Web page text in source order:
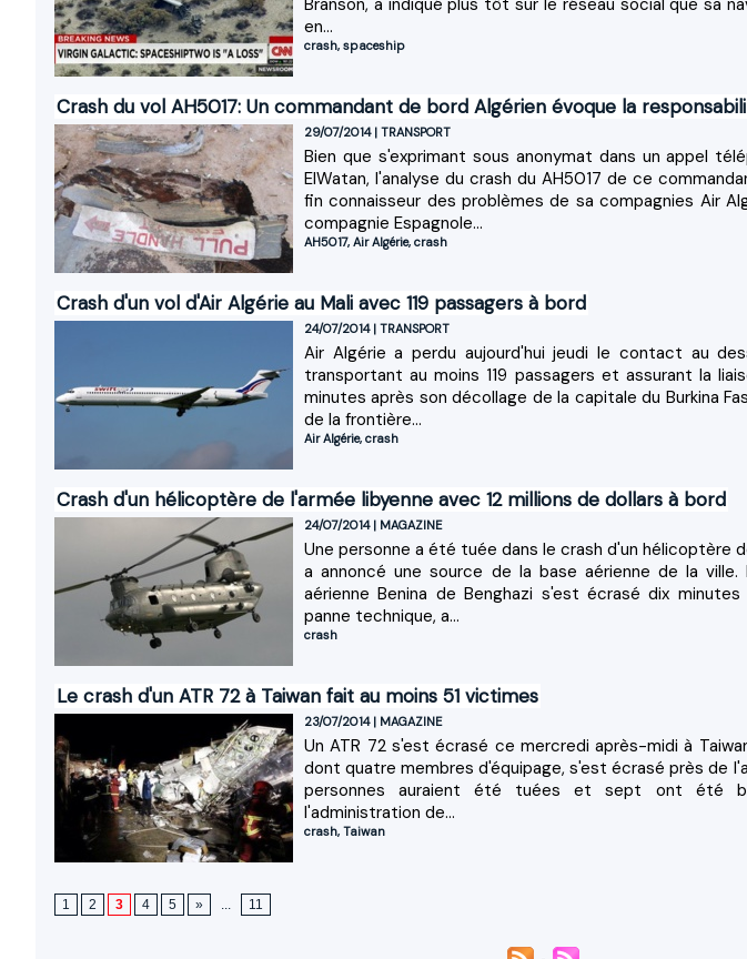
Branson, a indiqué plus tôt sur le réseau social que sa
en...
crash, spaceship
Crash du vol AH5017: Un commandant de bord Algérien évoque la
29/07/2014| TRANSPORT
Bien que s'exprimant sous anonymat dans un appel
ElWatan, l'analyse du crash du AH5017 de ce
fin connaisseur des problèmes de sa compagnies Air
compagnie Espagnole...
AH5017, Air Algérie, crash
Crash d'un vol d'Air Algérie au Mali avec 119 passagers à bord
24/07/2014| TRANSPORT
Air Algérie a perdu aujourd'hui jeudi le contact au
transportant au moins 119 passagers et assurant la
minutes après son décollage de la capitale du Burkina
de la frontière...
Air Algérie, crash
Crash d'un hélicoptère de l'armée libyenne avec 12 millions de dollars à bord
24/07/2014| MAGAZINE
Une personne a été tuée dans le crash d'un hélicoptère
a annoncé une source de la base aérienne de la
aérienne Benina de Benghazi s'est écrasé dix
panne technique, a...
crash
Le crash d'un ATR 72 à Taiwan fait au moins 51 victimes
23/07/2014| MAGAZINE
Un ATR 72 s'est écrasé ce mercredi après-midi à
dont quatre membres d'équipage, s'est écrasé près de
personnes auraient été tuées et sept ont été
l'administration de...
crash, Taiwan
1 2 3 4 5 » ... 11